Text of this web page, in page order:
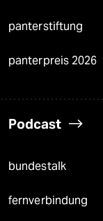
panterstiftung
panterpreis 2026
Podcast
bundestalk
fernverbindung